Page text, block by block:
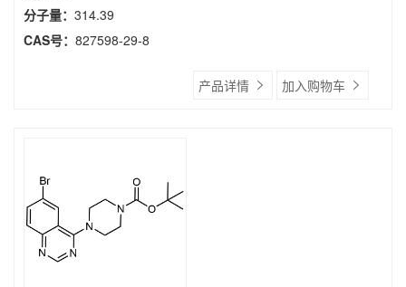
分子量： 314.39
CAS号： 827598-29-8
产品详情 加入购物车